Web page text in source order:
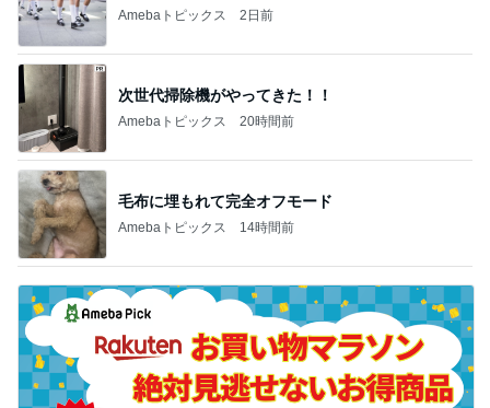
Amebaトピックス 2日前
次世代掃除機がやってきた！！
Amebaトピックス 20時間前
毛布に埋もれて完全オフモード
Amebaトピックス 14時間前